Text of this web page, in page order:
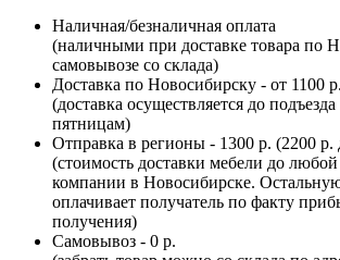
Наличная/безналичная оплата
(наличными при доставке товара по
самовывозе со склада)
Доставка по Новосибирску - от 1100 р.
(доставка осуществляется до
пятницам)
Отправка в регионы - 1300 р. (2200 р.
(стоимость доставки мебели до
компании в Новосибирске.
оплачивает получатель по факту
получения)
Самовывоз - 0 р.